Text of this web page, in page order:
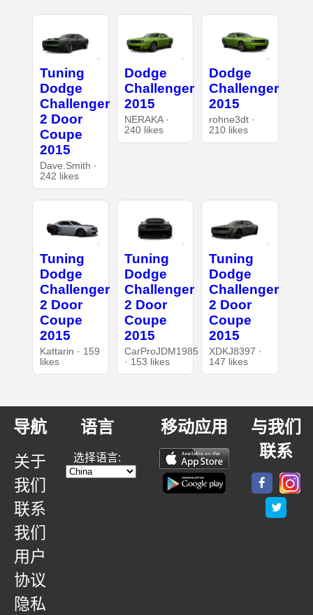
Tuning
Dodge
Challenger
2 Door
Coupe
2015
Dave.Smith ·
242 likes
Dodge
Challenger
2015
NERAKA ·
240 likes
Dodge
Challenger
2015
rohne3dt ·
210 likes
Tuning
Dodge
Challenger
2 Door
Coupe
2015
Kattarin · 159
likes
Tuning
Dodge
Challenger
2 Door
Coupe
2015
CarProJDM1985
· 153 likes
Tuning
Dodge
Challenger
2 Door
Coupe
2015
XDKJ8397 ·
147 likes
导航
关于
我们
联系
我们
用户
协议
隐私
语言
选择语言:
移动应用
与我们
联系